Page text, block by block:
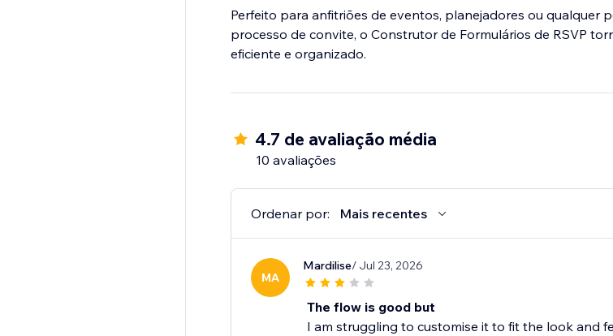
Perfeito para anfitriões de eventos, planejadores ou qualquer
processo de convite, o Construtor de Formulários de RSVP
eficiente e organizado.
4.7 de avaliação média
10 avaliações
Ordenar por: Mais recentes
MA
Mardilise/ Jul 23, 2026
The flow is good but
I am struggling to customise it to fit the look and